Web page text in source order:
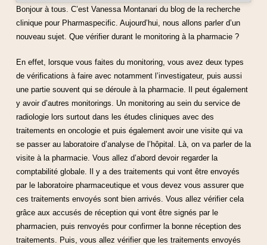
Bonjour à tous. C’est Vanessa Montanari du blog de la recherche
clinique pour Pharmaspecific. Aujourd’hui, nous allons parler d’un
nouveau sujet. Que vérifier durant le monitoring à la pharmacie ?
En effet, lorsque vous faites du monitoring, vous avez deux types
de vérifications à faire avec notamment l’investigateur, puis aussi
une partie souvent qui se déroule à la pharmacie. Il peut également
y avoir d’autres monitorings. Un monitoring au sein du service de
radiologie lors surtout dans les études cliniques avec des
traitements en oncologie et puis également avoir une visite qui va
se passer au laboratoire d’analyse de l’hôpital. Là, on va parler de la
visite à la pharmacie. Vous allez d’abord devoir regarder la
comptabilité globale. Il y a des traitements qui vont être envoyés
par le laboratoire pharmaceutique et vous devez vous assurer que
ces traitements envoyés sont bien arrivés. Vous allez vérifier cela
grâce aux accusés de réception qui vont être signés par le
pharmacien, puis renvoyés pour confirmer la bonne réception des
traitements. Puis, vous allez vérifier que les traitements envoyés